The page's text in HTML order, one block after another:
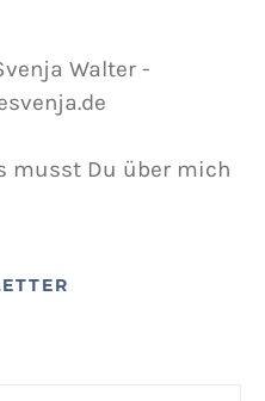
musst Du über mich